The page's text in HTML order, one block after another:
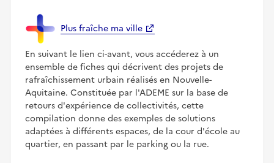
Plus fraîche ma ville
En suivant le lien ci-avant, vous accéderez à un
ensemble de fiches qui décrivent des projets de
rafraîchissement urbain réalisés en Nouvelle-
Aquitaine. Constituée par l'ADEME sur la base de
retours d'expérience de collectivités, cette
compilation donne des exemples de solutions
adaptées à différents espaces, de la cour d'école au
quartier, en passant par le parking ou la rue.